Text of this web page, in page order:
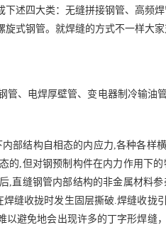
述四大类：无缝拼接钢管、高频
式钢管。就焊缝的方式不一样大
、电焊厚壁管、变电器制冷输油
部结构自相态的内应力,各种各样
的,但对钢预制构件在内力作用下
,直缝钢管内部结构的非金属材料
缝收拢时发生固层撕破.焊缝收拢
避免地会出现许多的丁字形焊缝